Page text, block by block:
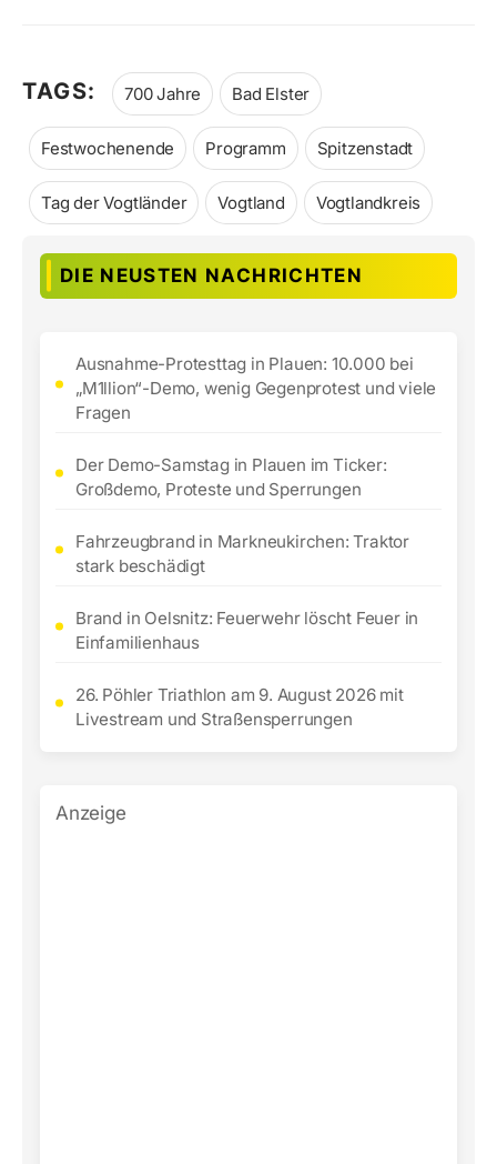
TAGS: 700 Jahre Bad Elster
Festwochenende Programm Spitzenstadt
Tag der Vogtländer Vogtland Vogtlandkreis
DIE NEUSTEN NACHRICHTEN
Ausnahme-Protesttag in Plauen: 10.000 bei
„M1llion“-Demo, wenig Gegenprotest und viele
Fragen
Der Demo-Samstag in Plauen im Ticker:
Großdemo, Proteste und Sperrungen
Fahrzeugbrand in Markneukirchen: Traktor
stark beschädigt
Brand in Oelsnitz: Feuerwehr löscht Feuer in
Einfamilienhaus
26. Pöhler Triathlon am 9. August 2026 mit
Livestream und Straßensperrungen
Anzeige